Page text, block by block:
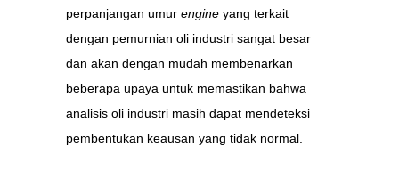
perpanjangan umur engine yang terkait
dengan pemurnian oli industri sangat besar
dan akan dengan mudah membenarkan
beberapa upaya untuk memastikan bahwa
analisis oli industri masih dapat mendeteksi
pembentukan keausan yang tidak normal.